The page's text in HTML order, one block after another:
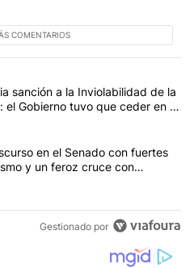
COMENTARIOS
con más comentarios en los
título "El Senado dio media
sanción a la Inviolabilidad de la
el Gobierno tuvo que ceder en la
título "Bullrich cerró su discurso
en el Senado con fuertes
y un feroz cruce con
“¡cállate!”
Gestionado por